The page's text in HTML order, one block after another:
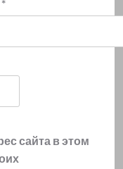
*
сайта в этом